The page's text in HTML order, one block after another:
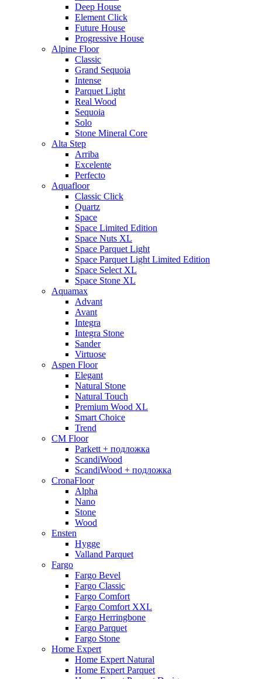
Deep House
Element Click
Future House
Progressive House
Alpine Floor
Classic
Grand Sequoia
Intense
Parquet Light
Real Wood
Sequoia
Solo
Stone Mineral Core
Alta Step
Arriba
Excelente
Perfecto
Aquafloor
Classic Click
Quartz
Space
Space Limited Edition
Space Nuts XL
Space Parquet Light
Space Parquet Light Limited Edition
Space Select XL
Space Stone XL
Aquamax
Advant
Avant
Integra
Integra Stone
Sander
Virtuose
Aspen Floor
Elegant
Natural Stone
Natural Touch
Premium Wood XL
Smart Choice
Trend
CM Floor
Parkett + подложка
ScandiWood
ScandiWood + подложка
CronaFloor
Alpha
Nano
Stone
Wood
Ensten
Hygge
Valland Parquet
Fargo
Fargo Bevel
Fargo Classic
Fargo Comfort
Fargo Comfort XXL
Fargo Herringbone
Fargo Parquet
Fargo Stone
Home Expert
Home Expert Natural
Home Expert Parquet